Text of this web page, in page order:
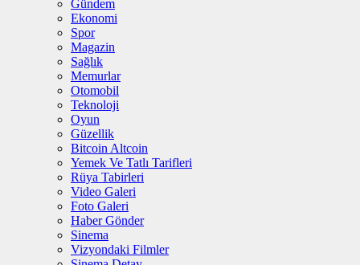
Gündem
Ekonomi
Spor
Magazin
Sağlık
Memurlar
Otomobil
Teknoloji
Oyun
Güzellik
Bitcoin Altcoin
Yemek Ve Tatlı Tarifleri
Rüya Tabirleri
Video Galeri
Foto Galeri
Haber Gönder
Sinema
Vizyondaki Filmler